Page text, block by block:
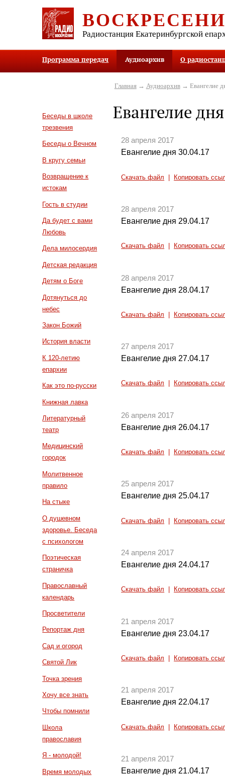
Радиостанция Екатеринбургской
Программа передач Аудиоархив О
Беседы в школе
трезвения
Беседы о Вечном
В кругу семьи
Возвращение к
истокам
Гость в студии
Да будет с вами
Любовь
Дела милосердия
Детская редакция
Детям о Боге
Дотянуться до
небес
Закон Божий
История власти
К 120-летию
епархии
Как это по-русски
Книжная лавка
Литературный
театр
Медицинский
городок
Молитвенное
правило
На стыке
О душевном
здоровье. Беседа
с психологом
Поэтическая
страничка
Православный
календарь
Просветители
Репортаж дня
Сад и огород
Святой Лик
Точка зрения
Хочу все знать
Чтобы помнили
Школа
православия
Я - молодой!
Время молодых
Главная→ Аудиоархив→ Евангелие
Евангелие дня
28 апреля 2017
Евангелие дня 30.04.17
Скачать файл Копировать
28 апреля 2017
Евангелие дня 29.04.17
Скачать файл Копировать
28 апреля 2017
Евангелие дня 28.04.17
Скачать файл Копировать
27 апреля 2017
Евангелие дня 27.04.17
Скачать файл Копировать
26 апреля 2017
Евангелие дня 26.04.17
Скачать файл Копировать
25 апреля 2017
Евангелие дня 25.04.17
Скачать файл Копировать
24 апреля 2017
Евангелие дня 24.04.17
Скачать файл Копировать
21 апреля 2017
Евангелие дня 23.04.17
Скачать файл Копировать
21 апреля 2017
Евангелие дня 22.04.17
Скачать файл Копировать
21 апреля 2017
Евангелие дня 21.04.17